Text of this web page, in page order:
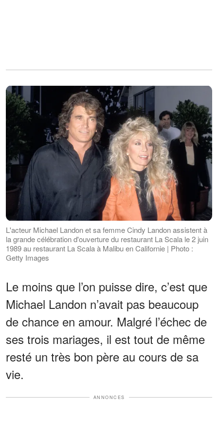
L'acteur Michael Landon et sa femme Cindy Landon assistent à
la grande célébration d'ouverture du restaurant La Scala le 2 juin
1989 au restaurant La Scala à Malibu en Californie | Photo :
Getty Images
Le moins que l’on puisse dire, c’est que
Michael Landon n’avait pas beaucoup
de chance en amour. Malgré l’échec de
ses trois mariages, il est tout de même
resté un très bon père au cours de sa
vie.
ANNONCES